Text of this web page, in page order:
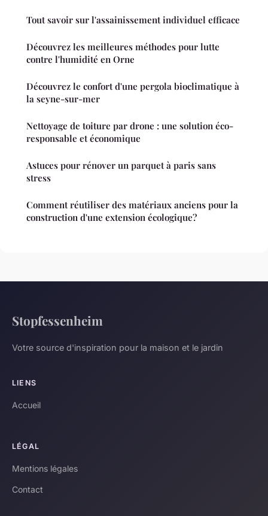
Tout savoir sur l'assainissement individuel efficace
Découvrez les meilleures méthodes pour lutte
contre l'humidité en Orne
Découvrez le confort d'une pergola bioclimatique à
la seyne-sur-mer
Nettoyage de toiture par drone : une solution éco-
responsable et économique
Astuces pour rénover un parquet à paris sans
stress
Comment réutiliser des matériaux anciens pour la
construction d'une extension écologique?
Stopfessenheim
Votre source d'inspiration pour la maison et le jardin
LIENS
Accueil
LÉGAL
Mentions légales
Contact